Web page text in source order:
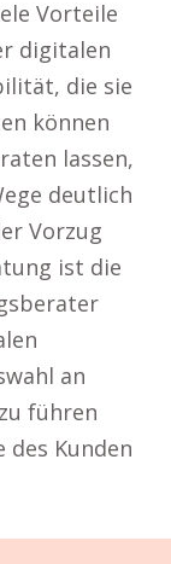
Vorteile
digitalen
die sie
können
lassen,
deutlich
Vorzug
ist die
an
führen
des Kunden